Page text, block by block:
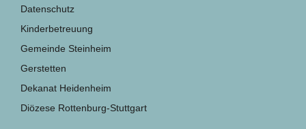
Datenschutz
Kinderbetreuung
Gemeinde Steinheim
Gerstetten
Dekanat Heidenheim
Diözese Rottenburg-Stuttgart